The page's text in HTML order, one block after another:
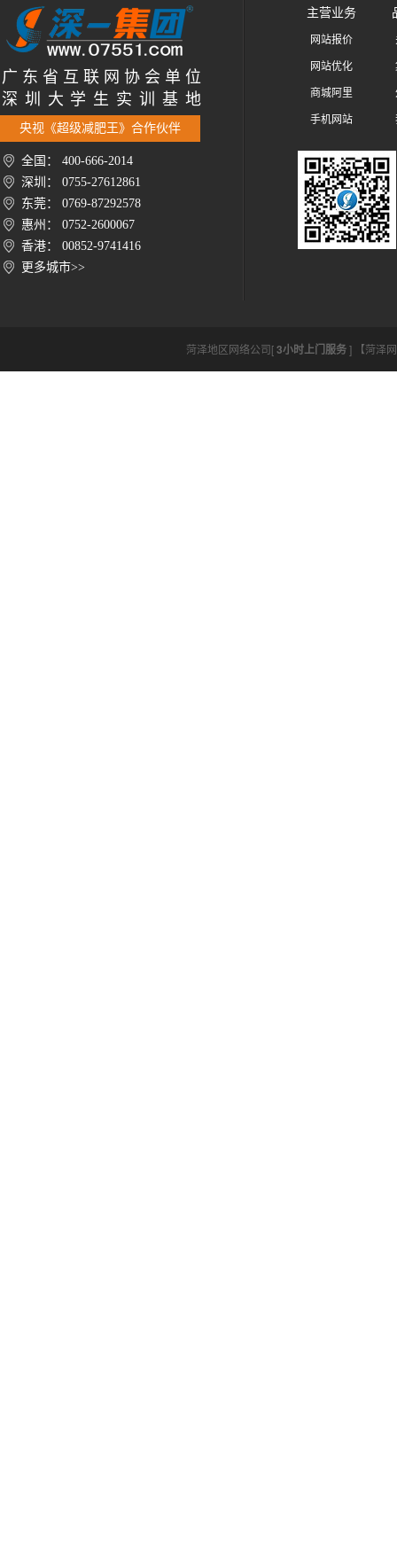
广 东 省 互 联 网 协 会 单 位
深 圳 大 学 生 实 训 基 地
央视《超级减肥王》合作伙伴
全国： 400-666-2014
深圳： 0755-27612861
东莞： 0769-87292578
惠州： 0752-2600067
香港： 00852-9741416
更多城市>>
主营业务
网站报价
网站优化
商城阿里
手机网站
菏泽地区网络公司[3小时上门服务] 【菏泽